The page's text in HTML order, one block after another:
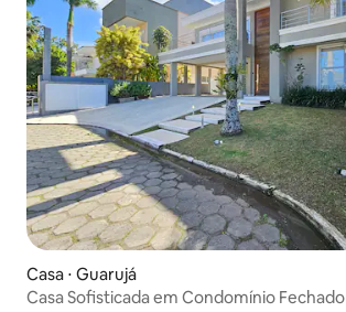
Casa ⋅ Guarujá
Casa Sofisticada em Condomínio Fechado